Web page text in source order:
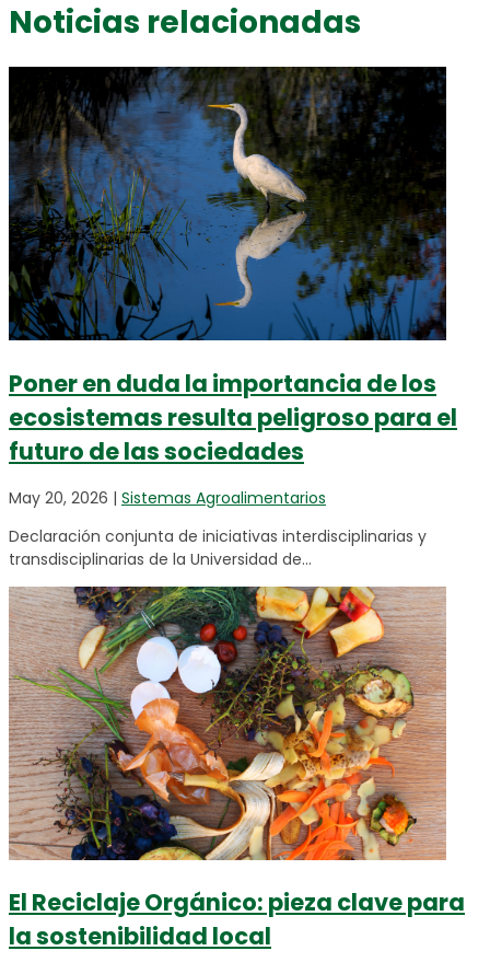
Noticias relacionadas
Poner en duda la importancia de los
ecosistemas resulta peligroso para el
futuro de las sociedades
May 20, 2026 | Sistemas Agroalimentarios
Declaración conjunta de iniciativas interdisciplinarias y
transdisciplinarias de la Universidad de...
El Reciclaje Orgánico: pieza clave para
la sostenibilidad local